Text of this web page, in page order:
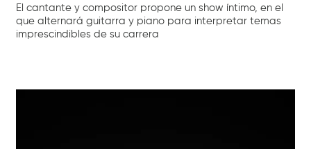
El cantante y compositor propone un show íntimo, en el
que alternará guitarra y piano para interpretar temas
imprescindibles de su carrera